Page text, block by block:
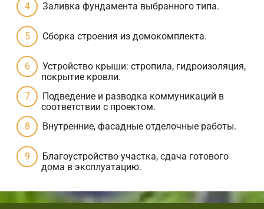
Заливка фундамента выбранного типа.
Сборка строения из домокомплекта.
Устройство крыши: стропила, гидроизоляция,
покрытие кровли.
Подведение и разводка коммуникаций в
соответствии с проектом.
Внутренние, фасадные отделочные работы.
Благоустройство участка, сдача готового
дома в эксплуатацию.